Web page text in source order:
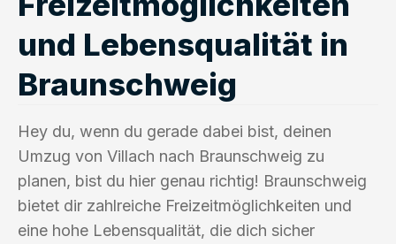
und Lebensqualität in
Braunschweig
Hey du, wenn du gerade dabei bist, deinen
Umzug von Villach nach Braunschweig zu
planen, bist du hier genau richtig! Braunschweig
bietet dir zahlreiche Freizeitmöglichkeiten und
eine hohe Lebensqualität, die dich sicher